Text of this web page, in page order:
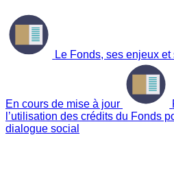
Le Fonds, ses enjeux
En cours de mise à jour
l’utilisation des crédits du Fonds
dialogue social